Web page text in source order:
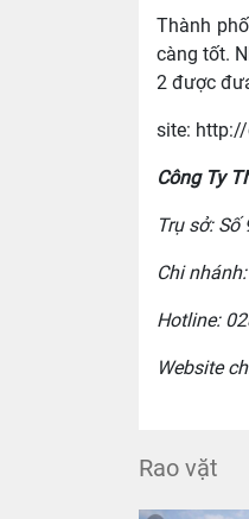
Thành
càng tốt.
2 được
site:
Công Ty
Trụ sở: Số
Chi
Hotline:
Website
Rao vặt